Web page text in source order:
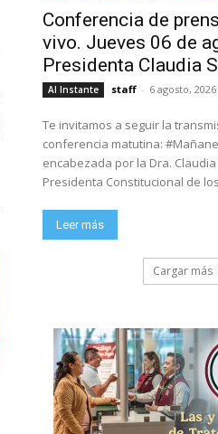
Conferencia de
vivo. Jueves 06 de
Presidenta Claudia
Al Instante staff - 6 agosto, 2026
Te invitamos a seguir la
conferencia matutina:
encabezada por la Dra.
Presidenta Constitucional de
Leer más
Cargar más